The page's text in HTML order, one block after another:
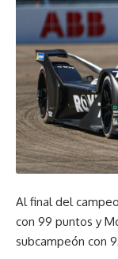
Al final del
con 99 puntos y
subcampeón con